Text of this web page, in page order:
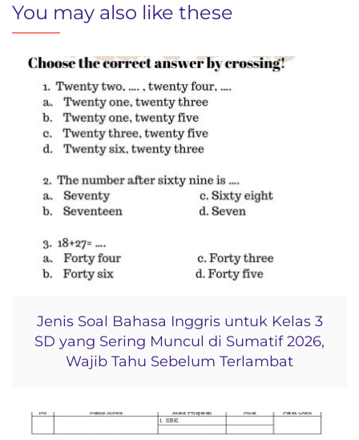
You may also like these
Jenis Soal Bahasa Inggris untuk Kelas 3
SD yang Sering Muncul di Sumatif 2026,
Wajib Tahu Sebelum Terlambat